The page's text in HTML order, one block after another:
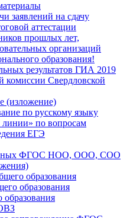
заявлений на сдачу
аттестации
прошлых лет,
организаций
образования!
результатов ГИА 2019
комиссии Свердловской
(изложение)
по русскому языку
по вопросам
ЕГЭ
ФГОС НОО, ООО, СОО
образования
образования